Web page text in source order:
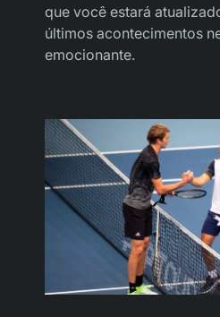
que você estará
últimos acontecimentos
emocionante.